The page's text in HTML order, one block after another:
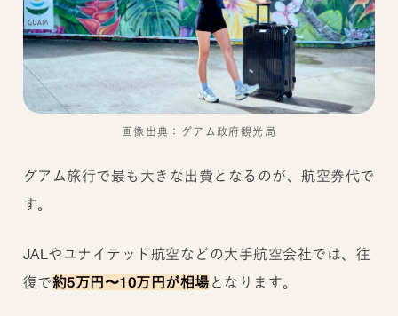
画像出典：グアム政府観光局
グアム旅行で最も大きな出費となるのが、航空券代で
す。
JALやユナイテッド航空などの大手航空会社では、往
復で約5万円〜10万円が相場 となります。